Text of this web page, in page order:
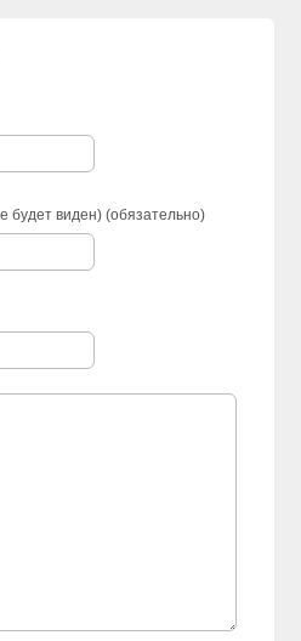
будет виден) (обязательно)